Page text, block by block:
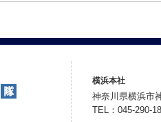
横浜本社
神奈川県横浜市
TEL：045-290-